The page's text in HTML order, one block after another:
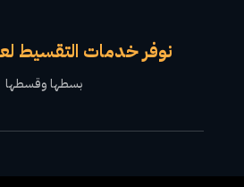
نوفر خدمات التقسيط
بسطها وقسطها